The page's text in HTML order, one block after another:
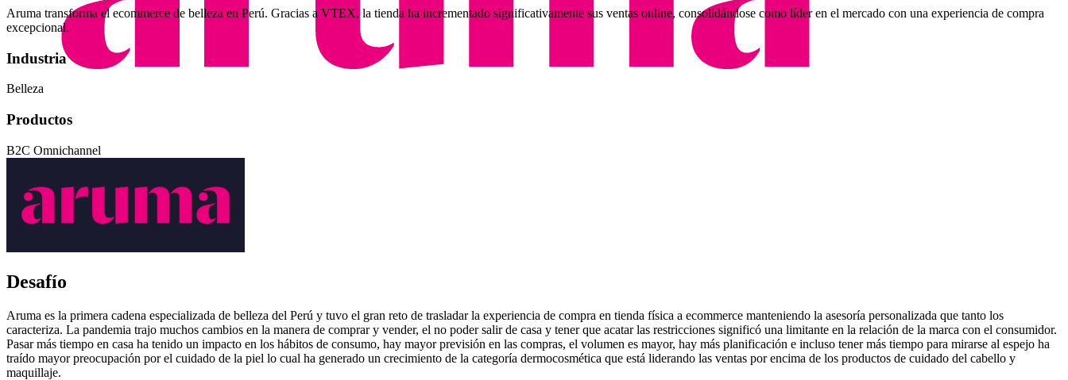
Aruma transforma el ecommerce de belleza en Perú. Gracias a VTEX, la tienda ha incrementado significativamente sus ventas online, consolidándose como líder en el mercado con una experiencia de compra
excepcional.
Industria
Belleza
Productos
B2C Omnichannel
Desafío
Aruma es la primera cadena especializada de belleza del Perú y tuvo el gran reto de trasladar la experiencia de compra en tienda física a ecommerce manteniendo la asesoría personalizada que tanto los
caracteriza. La pandemia trajo muchos cambios en la manera de comprar y vender, el no poder salir de casa y tener que acatar las restricciones significó una limitante en la relación de la marca con el consumidor.
Pasar más tiempo en casa ha tenido un impacto en los hábitos de consumo, hay mayor previsión en las compras, el volumen es mayor, hay más planificación e incluso tener más tiempo para mirarse al espejo ha
traído mayor preocupación por el cuidado de la piel lo cual ha generado un crecimiento de la categoría dermocosmética que está liderando las ventas por encima de los productos de cuidado del cabello y
maquillaje.